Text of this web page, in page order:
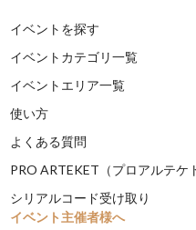
イベントを探す
イベントカテゴリ一覧
イベントエリア一覧
使い方
よくある質問
PRO ARTEKET（プロアルテケ
シリアルコード受け取り
イベント主催者様へ